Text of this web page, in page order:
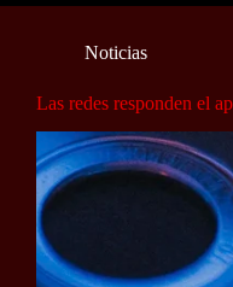
Noticias
Las redes responden el